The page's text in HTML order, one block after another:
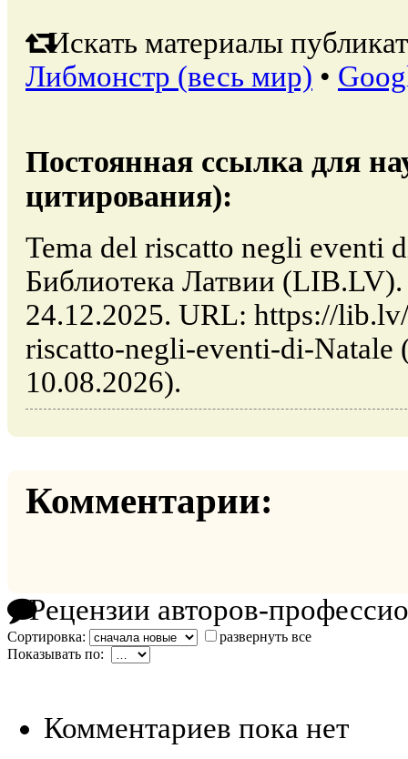
Искать материалы
Либмонстр (весь мир) •
Постоянная ссылка для
цитирования):
Tema del riscatto negli eventi
Библиотека Латвии
24.12.2025. URL: https://
riscatto-negli-eventi-di-Natale
10.08.2026).
Комментарии:
Рецензии авторов-
Сортировка:
развернуть все
Показывать по:
Комментариев пока нет